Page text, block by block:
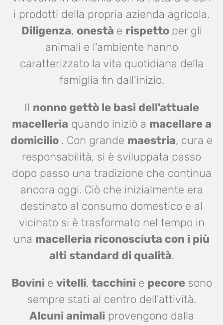
i prodotti della propria azienda agricola.
Diligenza, onestà e rispetto per gli
animali e l'ambiente hanno
caratterizzato la vita quotidiana della
famiglia fin dall'inizio.
Il nonno gettò le basi dell'attuale
macelleria quando iniziò a macellare a
domicilio . Con grande maestria, cura e
responsabilità, si è sviluppata passo
dopo passo una tradizione che continua
ancora oggi. Ciò che inizialmente era
destinato al consumo domestico e al
vicinato si è trasformato nel tempo in
una macelleria riconosciuta con i più
alti standard di qualità.
Bovini e vitelli, tacchini e pecoresono
sempre stati al centro dell'attività.
Alcuni animali provengono dalla